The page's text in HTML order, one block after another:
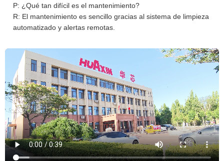
P: ¿Qué tan difícil es el mantenimiento?
R: El mantenimiento es sencillo gracias al sistema de limpieza
automatizado y alertas remotas.